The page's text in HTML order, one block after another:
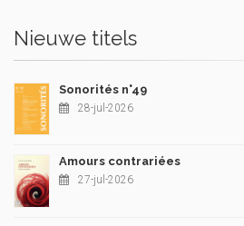
Nieuwe titels
Sonorités n°49
28-jul-2026
Amours contrariées
27-jul-2026